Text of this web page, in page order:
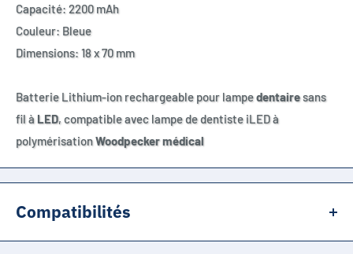
Capacité: 2200 mAh
Couleur: Bleue
Dimensions: 18 x 70 mm
Batterie Lithium-ion rechargeable pour lampedentairesans
fil à LED, compatible avec lampe de dentiste iLED à
polymérisationWoodpecker médical
Compatibilités